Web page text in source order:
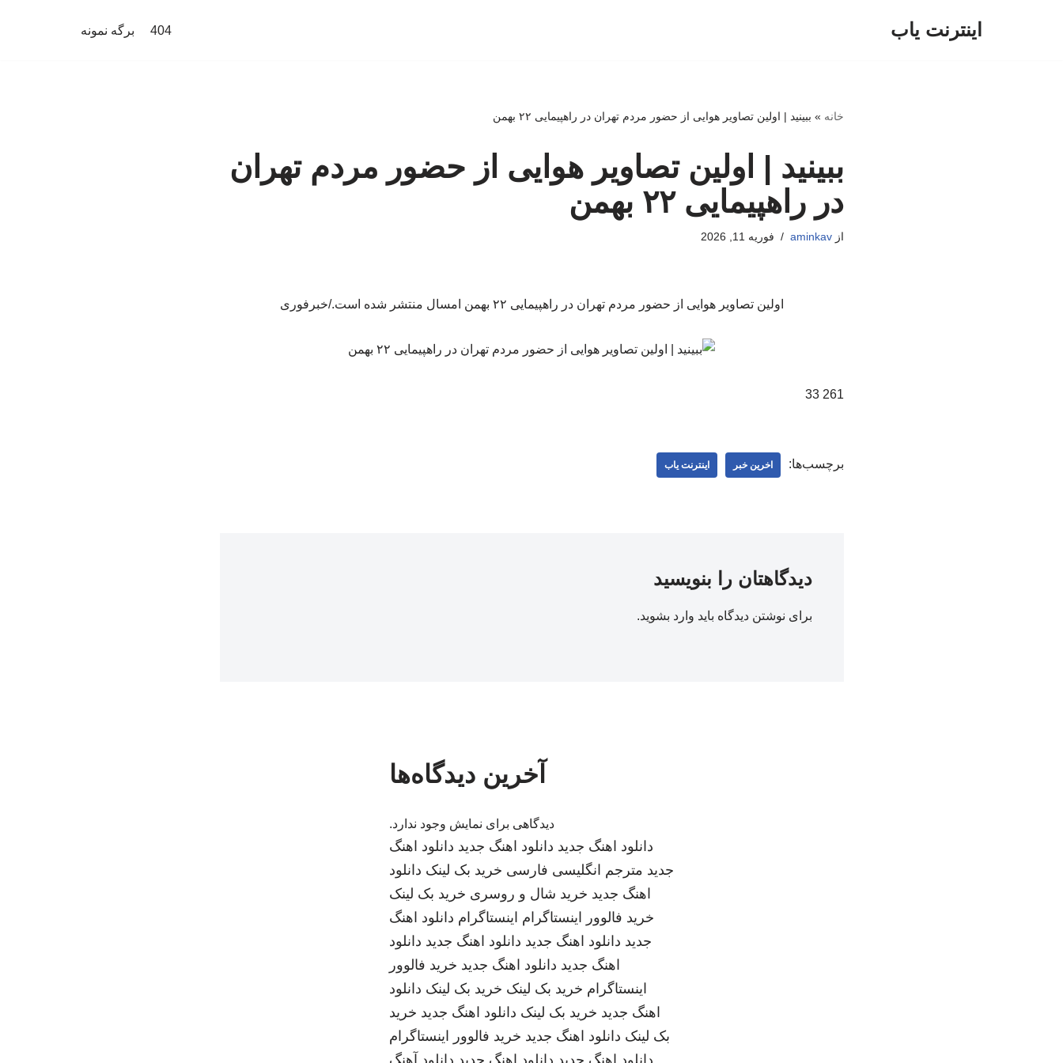
اینترنت یاب 404 برگه نمونه
خانه » ببینید | اولین تصاویر هوایی از حضور مردم تهران در راهپیمایی ۲۲ بهمن
ببینید | اولین تصاویر هوایی از حضور مردم تهران
در راهپیمایی ۲۲ بهمن
ازaminkav فوریه 11, 2026
اولین تصاویر هوایی از حضور مردم تهران در راهپیمایی ۲۲ بهمن امسال منتشر شده است./خبرفوری
261 33
برچسب‌ها: اخرین خبر اینترنت یاب
دیدگاهتان را بنویسید
برای نوشتن دیدگاه باید وارد بشوید.
آخرین دیدگاه‌ها
دیدگاهی برای نمایش وجود ندارد.
دانلود اهنگ جدید دانلود اهنگ جدید دانلود اهنگ
جدید مترجم انگلیسی فارسی خرید بک لینک دانلود
اهنگ جدید خرید شال و روسری خرید بک لینک
خرید فالوور اینستاگرام اینستاگرام دانلود اهنگ
جدید دانلود اهنگ جدید دانلود اهنگ جدید دانلود
اهنگ جدید دانلود اهنگ جدید خرید فالوور
اینستاگرام خرید بک لینک خرید بک لینک دانلود
اهنگ جدید خرید بک لینک دانلود اهنگ جدید خرید
بک لینک دانلود اهنگ جدید خرید فالوور اینستاگرام
دانلود اهنگ جدید دانلود اهنگ جدید دانلود آهنگ